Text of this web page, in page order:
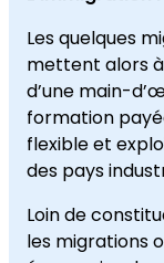
Les quelques
mettent alors
d’une main-
formation
flexible et
des pays
Loin de
les migrations